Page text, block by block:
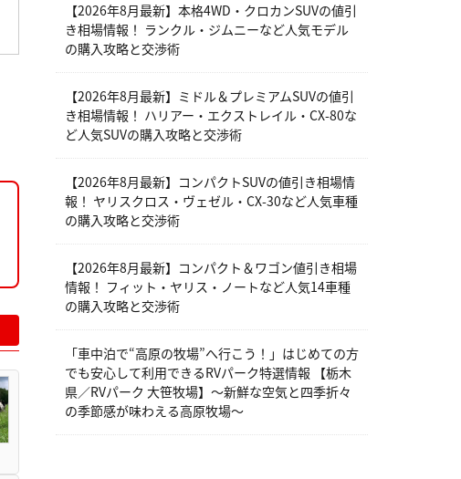
【2026年8月最新】本格4WD・クロカンSUVの値引
き相場情報！ ランクル・ジムニーなど人気モデル
の購入攻略と交渉術
【2026年8月最新】ミドル＆プレミアムSUVの値引
き相場情報！ ハリアー・エクストレイル・CX-80な
ど人気SUVの購入攻略と交渉術
【2026年8月最新】コンパクトSUVの値引き相場情
報！ ヤリスクロス・ヴェゼル・CX-30など人気車種
の購入攻略と交渉術
【2026年8月最新】コンパクト＆ワゴン値引き相場
情報！ フィット・ヤリス・ノートなど人気14車種
の購入攻略と交渉術
「車中泊で“高原の牧場”へ行こう！」はじめての方
でも安心して利用できるRVパーク特選情報 【栃木
県／RVパーク 大笹牧場】～新鮮な空気と四季折々
の季節感が味わえる高原牧場～